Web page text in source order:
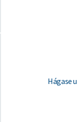
Hágase